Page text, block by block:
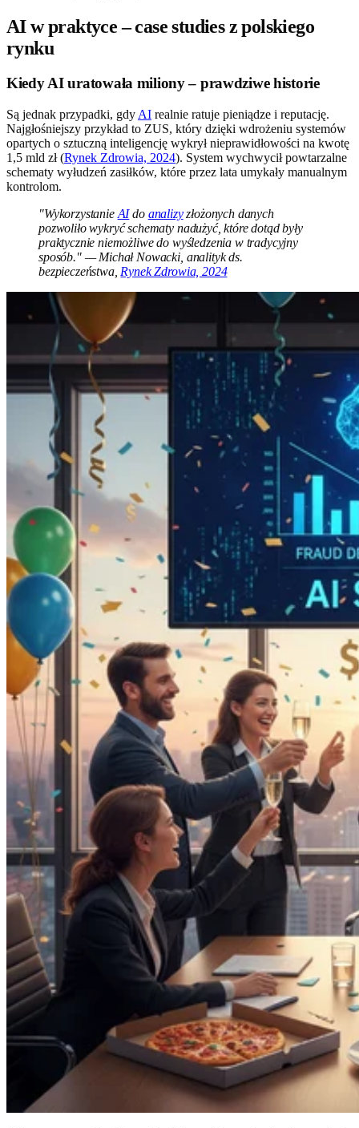
AI w praktyce – case studies z polskiego
rynku
Kiedy AI uratowała miliony – prawdziwe historie
Są jednak przypadki, gdy AI realnie ratuje pieniądze i reputację.
Najgłośniejszy przykład to ZUS, który dzięki wdrożeniu systemów
opartych o sztuczną inteligencję wykrył nieprawidłowości na kwotę
1,5 mld zł (Rynek Zdrowia, 2024). System wychwycił powtarzalne
schematy wyłudzeń zasiłków, które przez lata umykały manualnym
kontrolom.
"Wykorzystanie AIdo analizyzłożonych danych
pozwoliło wykryć schematy nadużyć, które dotąd były
praktycznie niemożliwe do wyśledzenia w tradycyjny
sposób." — Michał Nowacki, analityk ds.
bezpieczeństwa, Rynek Zdrowia, 2024